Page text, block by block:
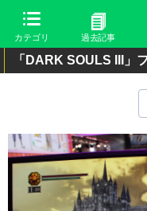
カテゴリ 過去記事
「DARK SOULS III」